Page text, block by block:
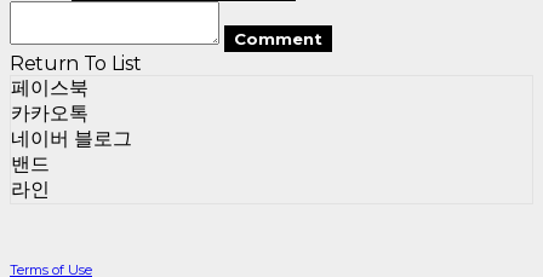
Comment
Return To List
페이스북
카카오톡
네이버 블로그
밴드
라인
Terms of Use